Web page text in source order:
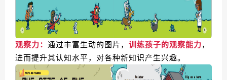
观察力： 通过丰富生动的图片， 训练孩子的观察能力，
进而提升其认知水平，对各种新知识产生兴趣。